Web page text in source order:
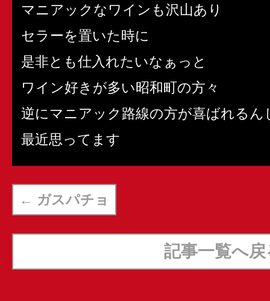
マニアックなワインも沢山あり
セラーを置いた時に
是非とも仕入れたいなぁっと
ワイン好きが多い昭和町の方々
逆にマニアック路線の方が喜ばれるん
最近思ってます
← ガスパチョ
記事一覧へ戻